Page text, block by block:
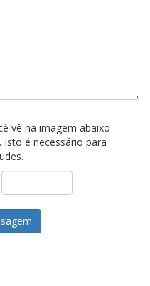
vê na imagem abaixo
é necessário para